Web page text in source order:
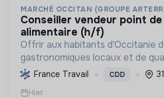
MARCHÉ OCCITAN (GROUPE
conseiller vendeur point de vente
alimentaire (h/f)
Offrir aux habitants d'Occitanie
gastronomiques locaux et de
circuits courts et d'une
en soutenant les producteurs
France Travail CDD
Hier